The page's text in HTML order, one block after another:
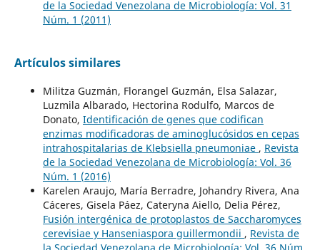
de la Sociedad Venezolana de Microbiología: Vol. 31
Núm. 1 (2011)
Artículos similares
Militza Guzmán, Florangel Guzmán, Elsa Salazar,
Luzmila Albarado, Hectorina Rodulfo, Marcos de
Donato, Identificación de genes que codifican
enzimas modificadoras de aminoglucósidos en cepas
intrahospitalarias de Klebsiella pneumoniae , Revista
de la Sociedad Venezolana de Microbiología: Vol. 36
Núm. 1 (2016)
Karelen Araujo, María Berradre, Johandry Rivera, Ana
Cáceres, Gisela Páez, Cateryna Aiello, Delia Pérez,
Fusión intergénica de protoplastos de Saccharomyces
cerevisiae y Hanseniaspora guillermondii , Revista de